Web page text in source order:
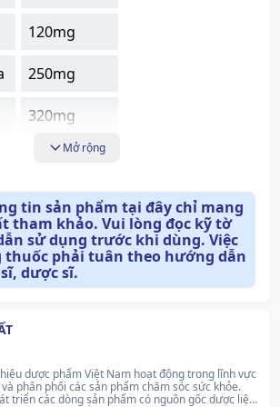
120mg
250mg
320mg
Nhất hỗ trợ điều trị các chứng
mũi dị ứng , viêm xoang cấp và mạn
được báo cáo.
Mở rộng
tin sản phẩm tại đây chỉ mang
tham khảo. Vui lòng đọc kỹ tờ
sử dụng trước khi dùng. Việc
thuốc phải tuân theo hướng dẫn
dược sĩ.
dược phẩm Việt Nam hoạt động trong lĩnh vực
phân phối các sản phẩm chăm sóc sức khỏe.
triển các dòng sản phẩm có nguồn gốc dược liệu